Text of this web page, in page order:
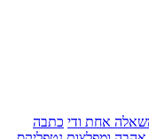
כתבה